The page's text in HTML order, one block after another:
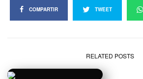
COMPARTIR TWEET
RELATED POSTS